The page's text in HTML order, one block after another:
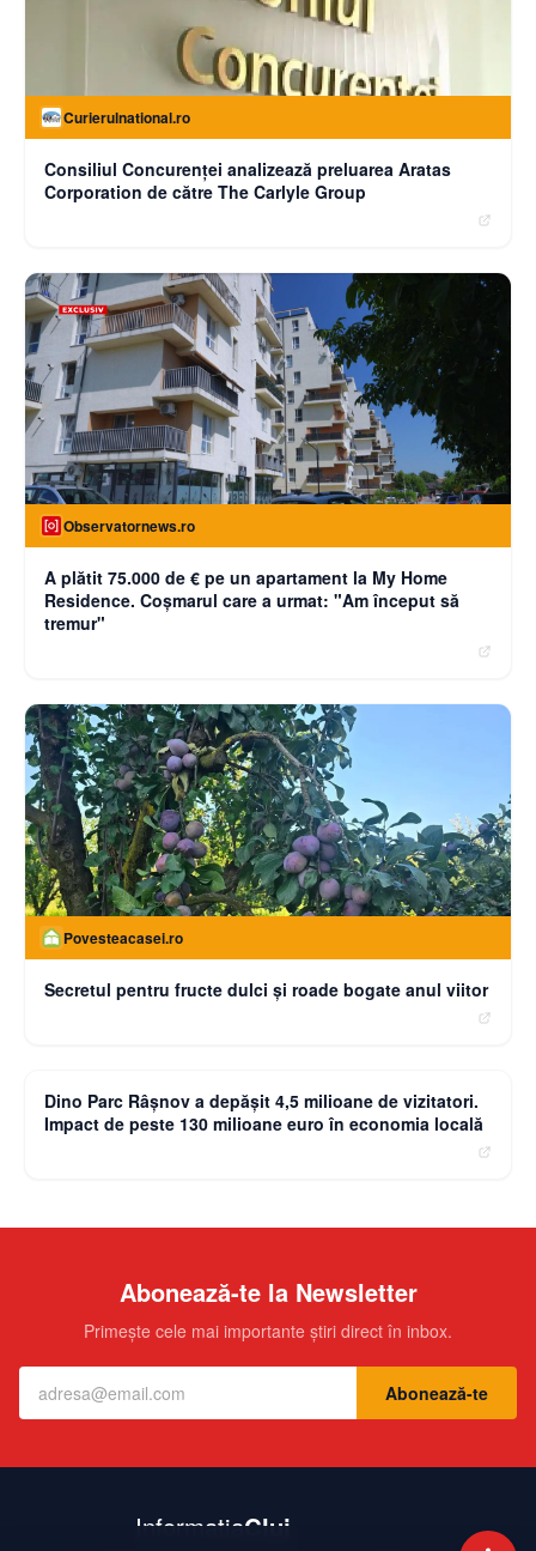
Curierulnational.ro
Consiliul Concurenței analizează preluarea Aratas
Corporation de către The Carlyle Group
Observatornews.ro
A plătit 75.000 de € pe un apartament la My Home
Residence. Coşmarul care a urmat: "Am început să
tremur"
Povesteacasei.ro
Secretul pentru fructe dulci și roade bogate anul viitor
Dino Parc Râșnov a depășit 4,5 milioane de vizitatori.
Impact de peste 130 milioane euro în economia locală
Abonează-te la Newsletter
Primește cele mai importante știri direct în inbox.
Abonează-te